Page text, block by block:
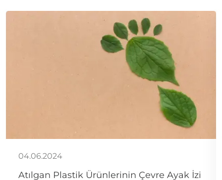
04.06.2024
Atılgan Plastik Ürünlerinin Çevre Ayak İzi